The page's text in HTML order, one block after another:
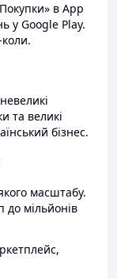
в App
у Google Play.
та великі
бізнес.
масштабу.
до мільйонів